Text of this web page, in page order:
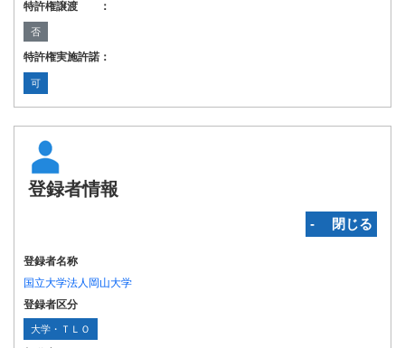
特許権譲渡 ：
否
特許権実施許諾：
可
登録者情報
‐ 閉じる
登録者名称
国立大学法人岡山大学
登録者区分
大学・ＴＬＯ